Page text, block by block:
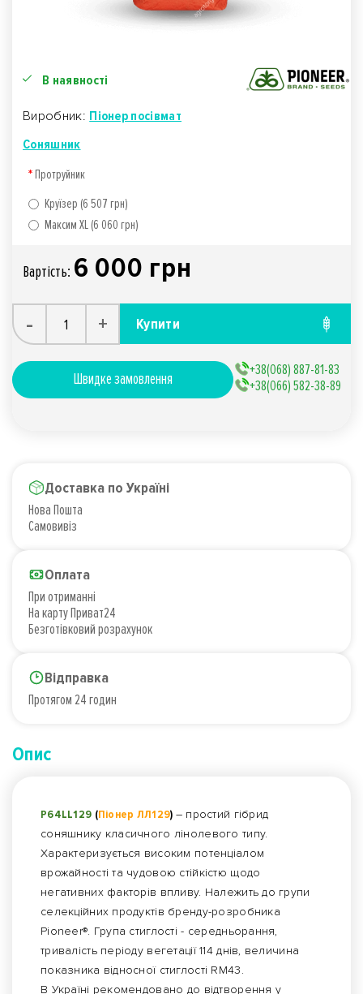
В наявності
Виробник: Піонер посівмат
Соняшник
Протруйник
Круїзер (6 507 грн)
Максим XL (6 060 грн)
Вартiсть: 6 000 грн
- + Купити
Швидке замовлення
+38(068) 887-81-83
+38(066) 582-38-89
Доставка по Україні
Нова Пошта
Самовивіз
Оплата
При отриманні
На карту Приват24
Безготівковий розрахунок
Відправка
Протягом 24 годин
Опис
P64LL129 (Піонер ЛЛ129) – простий гібрид
соняшнику класичного лінолевого типу.
Характеризується високим потенціалом
врожайності та чудовою стійкістю щодо
негативних факторів впливу. Належить до групи
селекційних продуктів бренду-розробника
Pioneer®. Група стиглості - середньорання,
тривалість періоду вегетації 114 днів, величина
показника відносної стиглості RM43.
В Україні рекомендовано до відтворення у